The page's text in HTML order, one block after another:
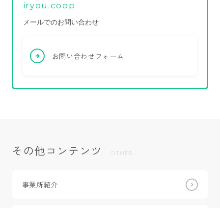
iryou.coop
メールでのお問い合わせ
お問い合わせフォーム
その他コンテンツ OTHER
事業所紹介